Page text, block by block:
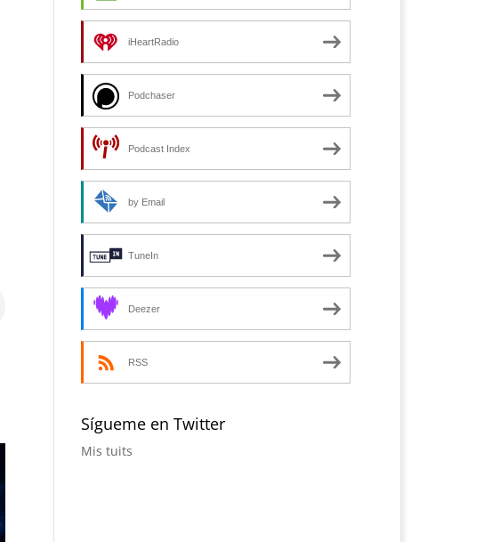
iHeartRadio
Podchaser
Podcast Index
by Email
TuneIn
Deezer
RSS
Sígueme en Twitter
Mis tuits